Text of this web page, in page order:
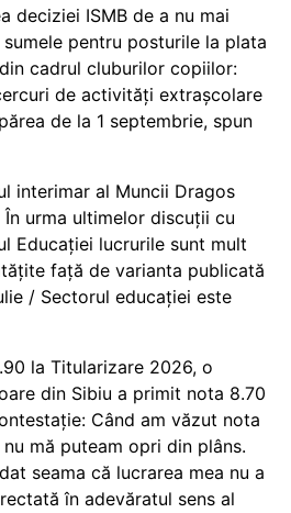
deciziei ISMB de a nu mai
pentru posturile la plata
cadrul cluburilor copiilor:
de activități extrașcolare
de la 1 septembrie, spun
interimar al Muncii Dragos
În urma ultimelor discuții cu
Educației lucrurile sunt mult
față de varianta publicată
/ Sectorul educației este
la Titularizare 2026, o
din Sibiu a primit nota 8.70
Când am văzut nota
nu mă puteam opri din plâns.
seama că lucrarea mea nu a
în adevăratul sens al